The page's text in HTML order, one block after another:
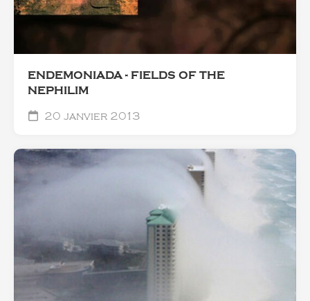
ENDEMONIADA - FIELDS OF THE
NEPHILIM
20 janvier 2013